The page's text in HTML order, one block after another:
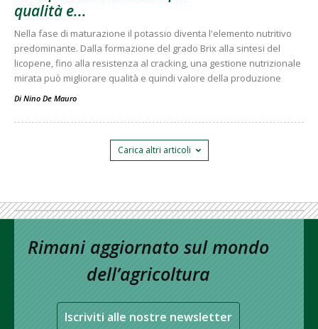
qualità e...
Nella fase di maturazione il potassio diventa l'elemento nutritivo
predominante. Dalla formazione del grado Brix alla sintesi del
licopene, fino alla resistenza al cracking, una gestione nutrizionale
mirata può migliorare qualità e quindi valore della produzione
Di Nino De Mauro
Carica altri articoli
Rimani aggiornato sul mondo
dell’agricoltura
Iscriviti alle nostre newsletter